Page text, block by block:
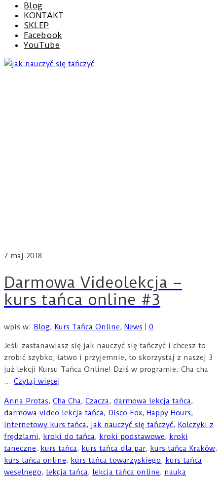
Blog
KONTAKT
SKLEP
Facebook
YouTube
7 maj 2018
Darmowa Videolekcja –
kurs tańca online #3
wpis w: Blog, Kurs Tańca Online, News 0
Jeśli zastanawiasz się jak nauczyć się tańczyć i chcesz to
zrobić szybko, łatwo i przyjemnie, to skorzystaj z naszej 3
już lekcji Kursu Tańca Online! Dziś w programie: Cha cha
… Czytaj więcej
Anna Protas, Cha Cha, Czacza, darmowa lekcja tańca,
darmowa video lekcja tańca, Disco Fox, Happy Hours,
internetowy kurs tańca, jak nauczyć się tańczyć, Kolczyki z
frędzlami, kroki do tańca, kroki podstawowe, kroki
taneczne, kurs tańca, kurs tańca dla par, kurs tańca Kraków,
kurs tańca online, kurs tańca towarzyskiego, kurs tańca
weselnego, lekcja tańca, lekcja tańca online, nauka